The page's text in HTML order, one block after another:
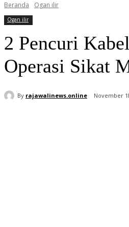
Beranda Ogan ilir
Ogan ilir
2 Pencuri
Operasi Sikat
By rajawalinews.online November